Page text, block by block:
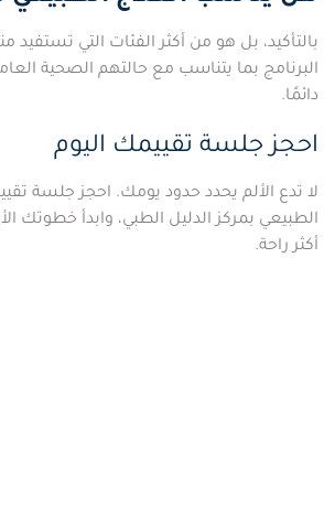
بالتأكيد، بل هو من أكثر الفئات التي
البرنامج بما يتناسب مع حالتهم الصحية
دائمًا.
احجز جلسة تقييمك اليوم
لا تدع الألم يحدد حدود يومك. احجز جلسة
الطبيعي بمركز الدليل الطبي، وابدأ خطوتك
أكثر راحة.